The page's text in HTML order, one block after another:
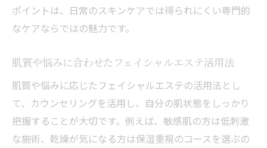
フェイシャルエステ選びで重視すべきポイ
ント
効果
施術前後の注意点も押さえてエステ効果を最大
化
フェイシャルエステ施術前後の注意点と準
備方法
ポイントは、日常のスキンケアでは得られにくい専門的
なケアならではの魅力です。
肌質や悩みに合わせたフェイシャルエステ活用法
肌質や悩みに応じたフェイシャルエステの活用法とし
て、カウンセリングを活用し、自分の肌状態をしっかり
把握することが大切です。例えば、敏感肌の方は低刺激
な施術、乾燥が気になる方は保湿重視のコースを選ぶの